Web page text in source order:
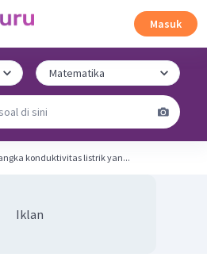
Masuk
konduktivitas listrik yan...
Iklan